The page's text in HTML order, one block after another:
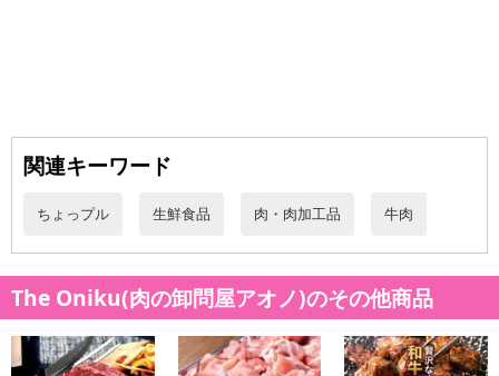
関連キーワード
ちょっプル 生鮮食品 肉・肉加工品 牛肉
The Oniku(肉の卸問屋アオノ)のその他商品